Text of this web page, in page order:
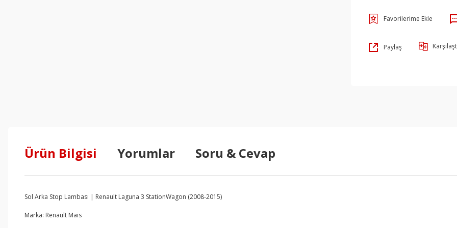
Paylaş
Ürün Bilgisi Yorumlar Soru & Cevap
Sol Arka Stop Lambası | Renault Laguna 3 StationWagon (2008-2015)
Marka: Renault Mais